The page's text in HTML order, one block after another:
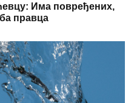
Има повређених,
правца